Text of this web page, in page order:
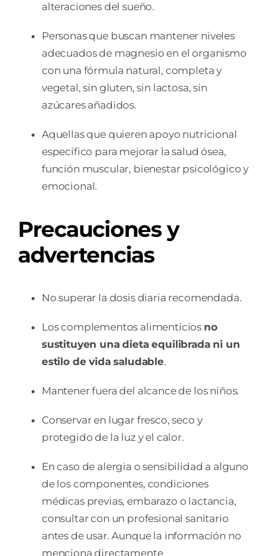
alteraciones del sueño.
Personas que buscan mantener niveles
adecuados de magnesio en el organismo
con una fórmula natural, completa y
vegetal, sin gluten, sin lactosa, sin
azúcares añadidos.
Aquellas que quieren apoyo nutricional
específico para mejorar la salud ósea,
función muscular, bienestar psicológico y
emocional.
Precauciones y
advertencias
No superar la dosis diaria recomendada.
Los complementos alimenticios no
sustituyen una dieta equilibrada ni un
estilo de vida saludable.
Mantener fuera del alcance de los niños.
Conservar en lugar fresco, seco y
protegido de la luz y el calor.
En caso de alergia o sensibilidad a alguno
de los componentes, condiciones
médicas previas, embarazo o lactancia,
consultar con un profesional sanitario
antes de usar. Aunque la información no
menciona directamente